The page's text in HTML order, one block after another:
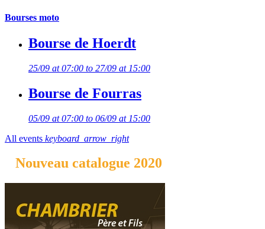
Bourses moto
Bourse de Hoerdt
25/09 at 07:00 to 27/09 at 15:00
Bourse de Fourras
05/09 at 07:00 to 06/09 at 15:00
All events keyboard_arrow_right
Nouveau catalogue 2020